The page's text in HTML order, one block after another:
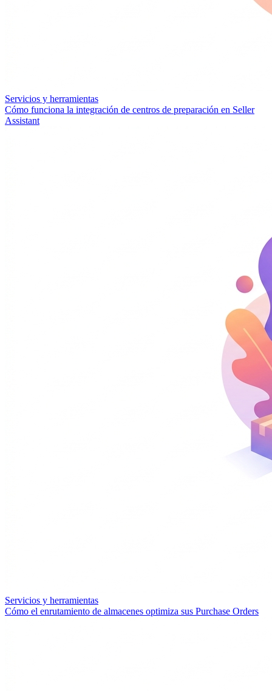
Servicios y herramientas
Cómo funciona la integración de centros de preparación en Seller
Assistant
Servicios y herramientas
Cómo el enrutamiento de almacenes optimiza sus Purchase Orders